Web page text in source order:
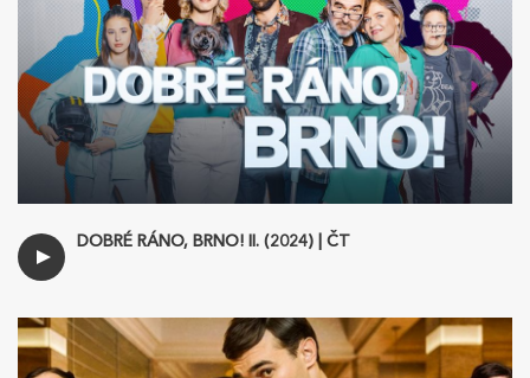
DOBRÉ RÁNO, BRNO! II. (2024) | ČT